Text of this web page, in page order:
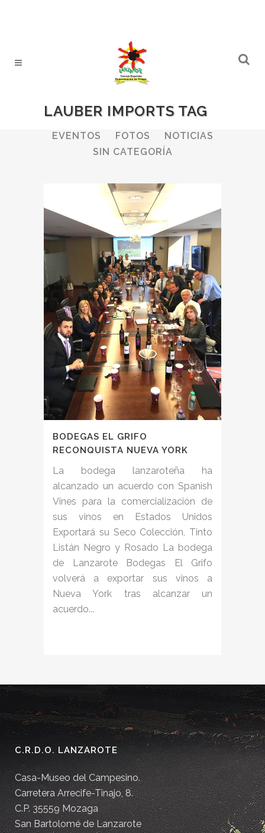
LAUBER IMPORTS TAG
ALL BODEGAS
BOLETINES
EVENTOS
FOTOS
NOTICIAS
SIN CATEGORÍA
BODEGAS EL GRIFO
RECONQUISTA NUEVA YORK
La bodega lanzaroteña ha
alcanzado un acuerdo con Spanish
Vines para la comercialización de
sus vinos en Estados Unidos
Exportará su Seco Colección, Tinto
Listán Negro y Rosado La bodega
de Lanzarote Bodegas El Grifo
volverá a exportar sus vinos a
Nueva York tras alcanzar un
acuerdo...
C.R.D.O. LANZAROTE
Casa-Museo del Campesino.
Carretera Arrecife-Tinajo, 8.
C.P. 35559 Mozaga
San Bartolomé de Lanzarote